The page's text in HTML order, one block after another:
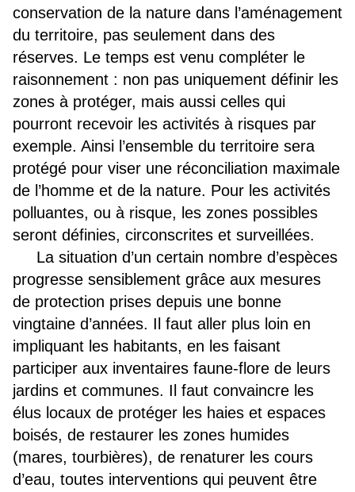
conservation de la nature dans l’aménagement
du territoire, pas seulement dans des
réserves. Le temps est venu compléter le
raisonnement : non pas uniquement définir les
zones à protéger, mais aussi celles qui
pourront recevoir les activités à risques par
exemple. Ainsi l’ensemble du territoire sera
protégé pour viser une réconciliation maximale
de l’homme et de la nature. Pour les activités
polluantes, ou à risque, les zones possibles
seront définies, circonscrites et surveillées.
La situation d’un certain nombre d’espèces
progresse sensiblement grâce aux mesures
de protection prises depuis une bonne
vingtaine d’années. Il faut aller plus loin en
impliquant les habitants, en les faisant
participer aux inventaires faune-flore de leurs
jardins et communes. Il faut convaincre les
élus locaux de protéger les haies et espaces
boisés, de restaurer les zones humides
(mares, tourbières), de renaturer les cours
d’eau, toutes interventions qui peuvent être